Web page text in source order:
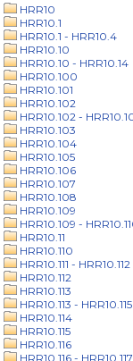
HRR10
HRR10.1
HRR10.1 - HRR10.4
HRR10.10
HRR10.10 - HRR10.14
HRR10.100
HRR10.101
HRR10.102
HRR10.102 -
HRR10.103
HRR10.104
HRR10.105
HRR10.106
HRR10.107
HRR10.108
HRR10.109
HRR10.109 -
HRR10.11
HRR10.110
HRR10.111 - HRR10.112
HRR10.112
HRR10.113
HRR10.113 - HRR10.115
HRR10.114
HRR10.115
HRR10.116
HRR10.116 - HRR10.117